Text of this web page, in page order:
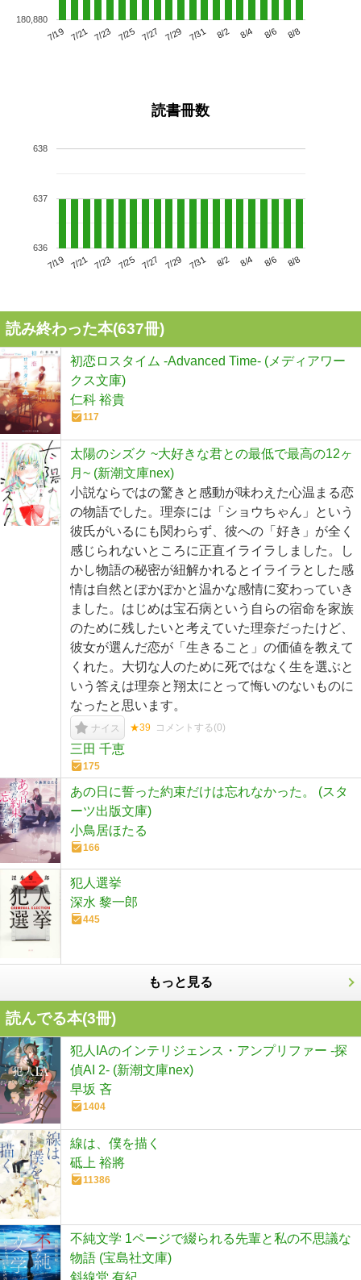
7/19 7/21 7/23 7/25 7/27 7/29 7/31 8/2 8/4 8/6 8/8
180,880
読書冊数
7/19 7/21 7/23 7/25 7/27 7/29 7/31 8/2 8/4 8/6 8/8
636
637
638
読み終わった本(637冊)
初恋ロスタイム -Advanced Time- (メディアワー
クス文庫)
仁科 裕貴
117
太陽のシズク ~大好きな君との最低で最高の12ヶ
月~ (新潮文庫nex)
小説ならではの驚きと感動が味わえた心温まる恋
の物語でした。理奈には「ショウちゃん」という
彼氏がいるにも関わらず、彼への「好き」が全く
感じられないところに正直イライラしました。し
かし物語の秘密が紐解かれるとイライラとした感
情は自然とぽかぽかと温かな感情に変わっていき
ました。はじめは宝石病という自らの宿命を家族
のために残したいと考えていた理奈だったけど、
彼女が選んだ恋が「生きること」の価値を教えて
くれた。大切な人のために死ではなく生を選ぶと
いう答えは理奈と翔太にとって悔いのないものに
なったと思います。
ナイス ★39 コメントする(0)
三田 千恵
175
あの日に誓った約束だけは忘れなかった。 (スタ
ーツ出版文庫)
小鳥居ほたる
166
犯人選挙
深水 黎一郎
445
もっと見る
読んでる本(3冊)
犯人IAのインテリジェンス・アンプリファー -探
偵AI 2- (新潮文庫nex)
早坂 吝
1404
線は、僕を描く
砥上 裕將
11386
不純文学 1ページで綴られる先輩と私の不思議な
物語 (宝島社文庫)
斜線堂 有紀